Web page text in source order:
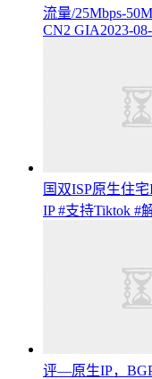
流量/25Mbps-
CN2 GIA2023-
国双ISP原生住
IP #支持Tiktok #
评—原生IP，